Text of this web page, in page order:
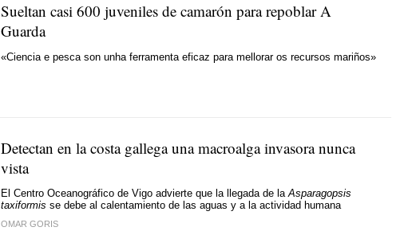
Sueltan casi 600 juveniles de camarón para repoblar A
Guarda
«Ciencia e pesca son unha ferramenta eficaz para mellorar os recursos mariños»
Detectan en la costa gallega una macroalga invasora nunca
vista
El Centro Oceanográfico de Vigo advierte que la llegada de laAsparagopsis
taxiformis se debe al calentamiento de las aguas y a la actividad humana
OMAR GORIS